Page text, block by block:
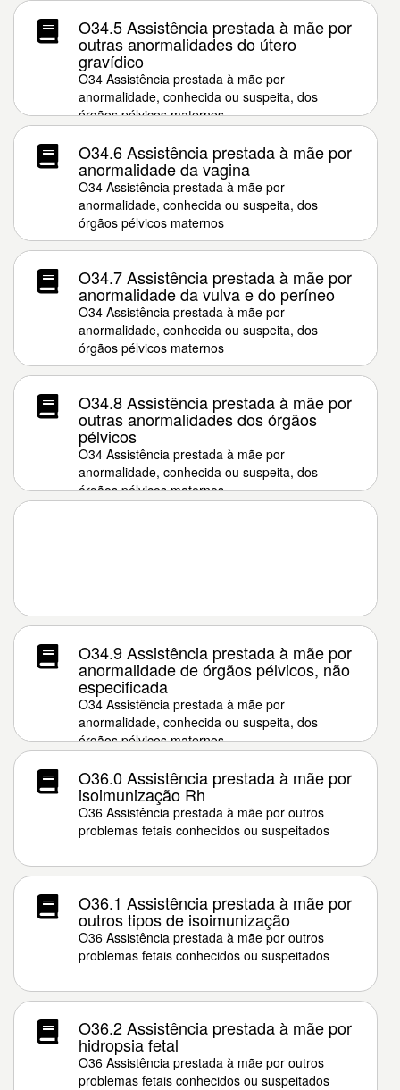
O34.5 Assistência prestada à mãe por
outras anormalidades do útero
gravídico
O34 Assistência prestada à mãe por
anormalidade, conhecida ou suspeita, dos
órgãos pélvicos maternos
O34.6 Assistência prestada à mãe por
anormalidade da vagina
O34 Assistência prestada à mãe por
anormalidade, conhecida ou suspeita, dos
órgãos pélvicos maternos
O34.7 Assistência prestada à mãe por
anormalidade da vulva e do períneo
O34 Assistência prestada à mãe por
anormalidade, conhecida ou suspeita, dos
órgãos pélvicos maternos
O34.8 Assistência prestada à mãe por
outras anormalidades dos órgãos
pélvicos
O34 Assistência prestada à mãe por
anormalidade, conhecida ou suspeita, dos
órgãos pélvicos maternos
O34.9 Assistência prestada à mãe por
anormalidade de órgãos pélvicos, não
especificada
O34 Assistência prestada à mãe por
anormalidade, conhecida ou suspeita, dos
órgãos pélvicos maternos
O36.0 Assistência prestada à mãe por
isoimunização Rh
O36 Assistência prestada à mãe por outros
problemas fetais conhecidos ou suspeitados
O36.1 Assistência prestada à mãe por
outros tipos de isoimunização
O36 Assistência prestada à mãe por outros
problemas fetais conhecidos ou suspeitados
O36.2 Assistência prestada à mãe por
hidropsia fetal
O36 Assistência prestada à mãe por outros
problemas fetais conhecidos ou suspeitados